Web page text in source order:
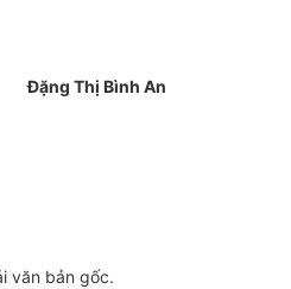
Đặng Thị Bình An
văn bản gốc.